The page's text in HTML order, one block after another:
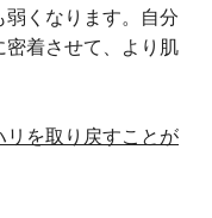
弱くなります。自分
密着させて、より肌
リを取り戻すことが